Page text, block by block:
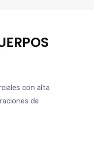
con alta
de